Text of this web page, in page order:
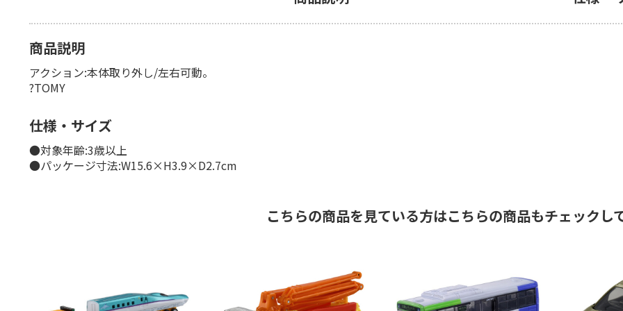
商品説明
アクション:本体取り外し/左右可動。
?TOMY
仕様・サイズ
●対象年齢:3歳以上
●パッケージ寸法:W15.6×H3.9×D2.7cm
こちらの商品を見ている方はこちらの商品もチェックし